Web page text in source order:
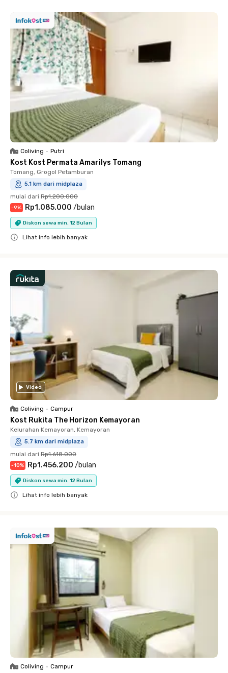
Coliving • Putri
Kost Kost Permata Amarilys Tomang
Tomang, Grogol Petamburan
5.1 km dari midplaza
mulai dari Rp1.200.000
-9% Rp1.085.000 /bulan
Diskon sewa min. 12 Bulan
Lihat info lebih banyak
Video
Coliving • Campur
Kost Rukita The Horizon Kemayoran
Kelurahan Kemayoran, Kemayoran
5.7 km dari midplaza
mulai dari Rp1.618.000
-10% Rp1.456.200 /bulan
Diskon sewa min. 12 Bulan
Lihat info lebih banyak
Coliving • Campur